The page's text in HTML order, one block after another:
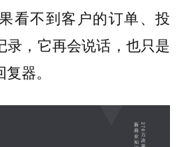
看不到客户的订单、投
录，它再会说话，也只是
器。